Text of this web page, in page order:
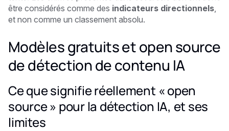
être considérés comme des indicateurs directionnels
et non comme un classement absolu.
Modèles gratuits et open source
de détection de contenu IA
Ce que signifie réellement « open
source » pour la détection IA, et ses
limites